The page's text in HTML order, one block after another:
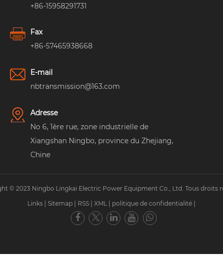
+86-15958291731
Fax
+86-57465938668
E-mail
nbtransmission@163.com
Adresse
No 6, 1ère rue, zone industrielle de
Xiangshan Ningbo, province du Zhejiang,
Chine
© 2023 Ningbo Lingkai Electric Power Equipment Co., Ltd. Tous droits
Links
Sitemap RSS XML politique de confidentialité